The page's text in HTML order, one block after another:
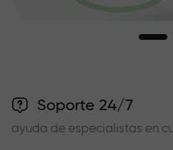
Soporte 24/7
ayuda de especialistas en